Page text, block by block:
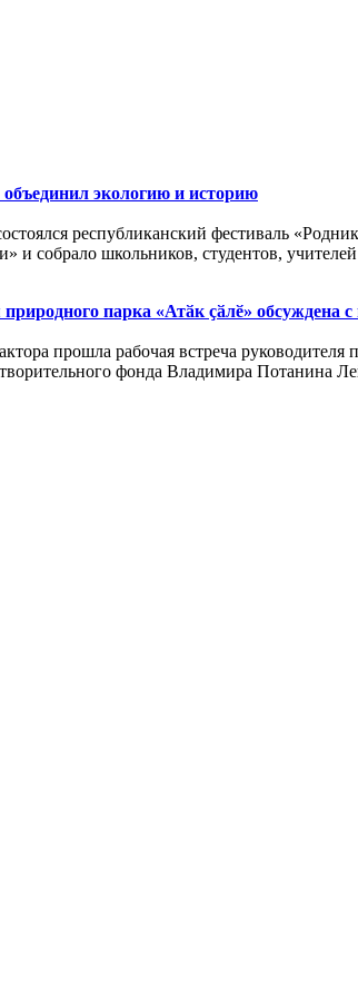
экологию и историю
республиканский фестиваль
и собрало школьников, студентов,
парка «Атӑк ҫӑлӗ» обсуждена
прошла рабочая встреча руководителя
фонда Владимира Потанина